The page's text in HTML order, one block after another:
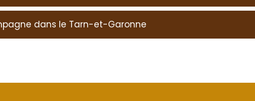
dans le Tarn-et-Garonne